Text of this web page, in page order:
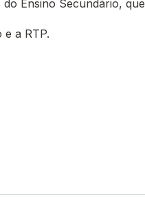
Ensino Secundário,
a RTP.